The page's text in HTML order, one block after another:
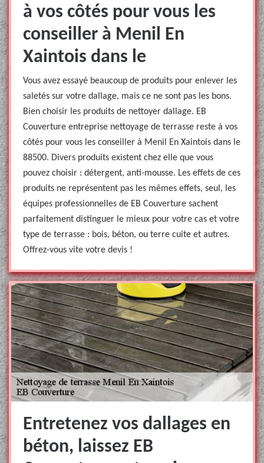
à vos côtés pour vous les
conseiller à Menil En
Xaintois dans le
Vous avez essayé beaucoup de produits pour enlever les
saletés sur votre dallage, mais ce ne sont pas les bons.
Bien choisir les produits de nettoyer dallage. EB
Couverture entreprise nettoyage de terrasse reste à vos
côtés pour vous les conseiller à Menil En Xaintois dans le
88500. Divers produits existent chez elle que vous
pouvez choisir : détergent, anti-mousse. Les effets de ces
produits ne représentent pas les mêmes effets, seul, les
équipes professionnelles de EB Couverture sachent
parfaitement distinguer le mieux pour votre cas et votre
type de terrasse : bois, béton, ou terre cuite et autres.
Offrez-vous vite votre devis !
Entretenez vos dallages en
béton, laissez EB